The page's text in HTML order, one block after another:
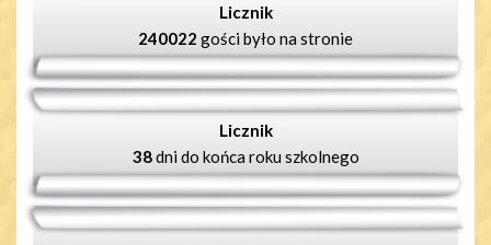
Licznik
240022 gości było na stronie
Licznik
38dni do końca roku szkolnego